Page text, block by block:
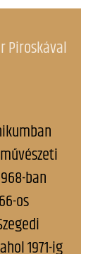
Piroskával
ban
os
1971-ig